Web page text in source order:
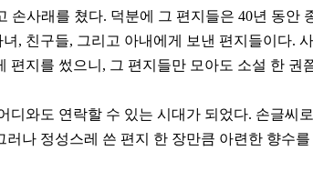
손사래를 쳤다. 덕분에 그 편지들은 40년 동안
, 친구들, 그리고 아내에게 보낸 편지들이다.
편지를 썼으니, 그 편지들만 모아도 소설 한 권
디와도 연락할 수 있는 시대가 되었다. 손글씨
러나 정성스레 쓴 편지 한 장만큼 아련한 향수